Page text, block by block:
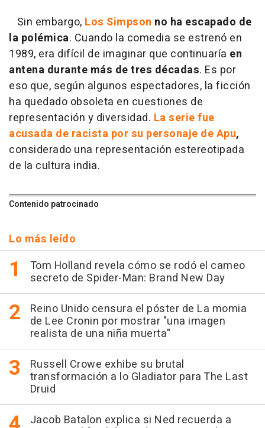
Sin embargo, Los Simpson no ha escapado de
la polémica. Cuando la comedia se estrenó en
1989, era difícil de imaginar que continuaría en
antena durante más de tres décadas. Es por
eso que, según algunos espectadores, la ficción
ha quedado obsoleta en cuestiones de
representación y diversidad. La serie fue
acusada de racista por su personaje de Apu,
considerado una representación estereotipada
de la cultura india.
Contenido patrocinado
Lo más leído
Tom Holland revela cómo se rodó el cameo
secreto de Spider-Man: Brand New Day
Reino Unido censura el póster de La momia
de Lee Cronin por mostrar "una imagen
realista de una niña muerta"
Russell Crowe exhibe su brutal
transformación a lo Gladiator para The Last
Druid
Jacob Batalon explica si Ned recuerda a